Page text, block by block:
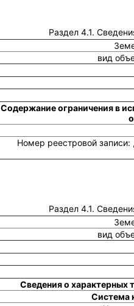
Раздел 4.1.
вид
Содержание ограничения в
Номер реестровой
Раздел 4.1.
вид
Сведения о характерных
Система